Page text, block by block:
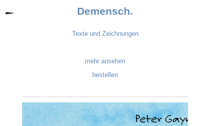
Demensch.
Texte und Zeichnungen
mehr ansehen
bestellen